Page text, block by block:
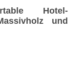
Hotel-
und